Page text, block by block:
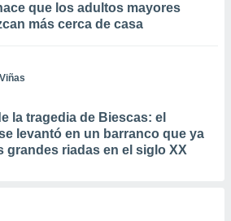
que los adultos mayores
más cerca de casa
la tragedia de Biescas: el
levantó en un barranco que ya
grandes riadas en el siglo XX